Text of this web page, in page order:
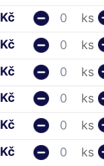
Kč
ks
Kč
ks
Kč
ks
Kč
ks
Kč
ks
Kč
ks